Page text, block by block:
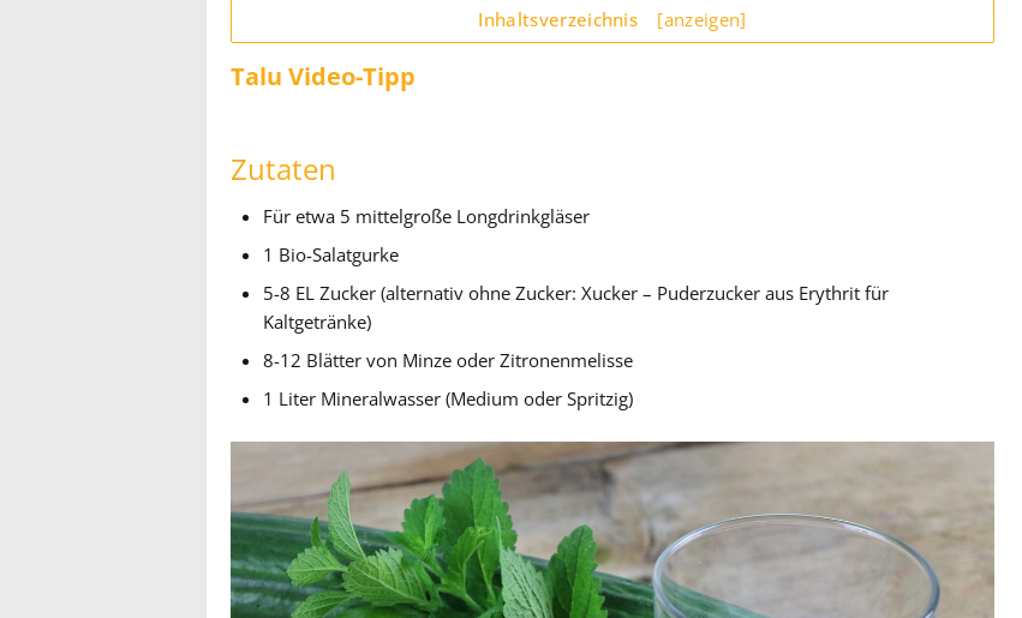
Inhaltsverzeichnis [anzeigen]
Talu Video-Tipp
Zutaten
Für etwa 5 mittelgroße Longdrinkgläser
1 Bio-Salatgurke
5-8 EL Zucker (alternativ ohne Zucker: Xucker – Puderzucker aus Erythrit für
Kaltgetränke)
8-12 Blätter von Minze oder Zitronenmelisse
1 Liter Mineralwasser (Medium oder Spritzig)